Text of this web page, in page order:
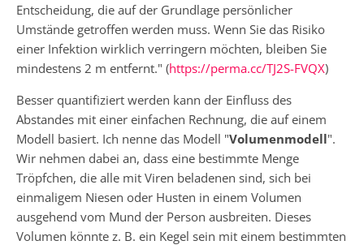
Entscheidung, die auf der Grundlage persönlicher
Umstände getroffen werden muss. Wenn Sie das Risiko
einer Infektion wirklich verringern möchten, bleiben Sie
mindestens 2 m entfernt." (https://perma.cc/TJ2S-FVQX)
Besser quantifiziert werden kann der Einfluss des
Abstandes mit einer einfachen Rechnung, die auf einem
Modell basiert. Ich nenne das Modell "Volumenmodell".
Wir nehmen dabei an, dass eine bestimmte Menge
Tröpfchen, die alle mit Viren beladenen sind, sich bei
einmaligem Niesen oder Husten in einem Volumen
ausgehend vom Mund der Person ausbreiten. Dieses
Volumen könnte z. B. ein Kegel sein mit einem bestimmten